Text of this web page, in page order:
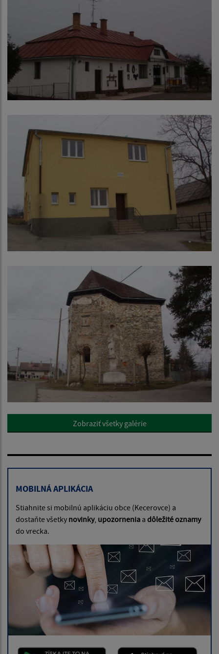
Zobraziť všetky galérie
MOBILNÁ APLIKÁCIA
Stiahnite si mobilnú aplikáciu obce (Kecerovce) a
dostaňte všetky novinky, upozornenia a dôležité oznamy
do vrecka.